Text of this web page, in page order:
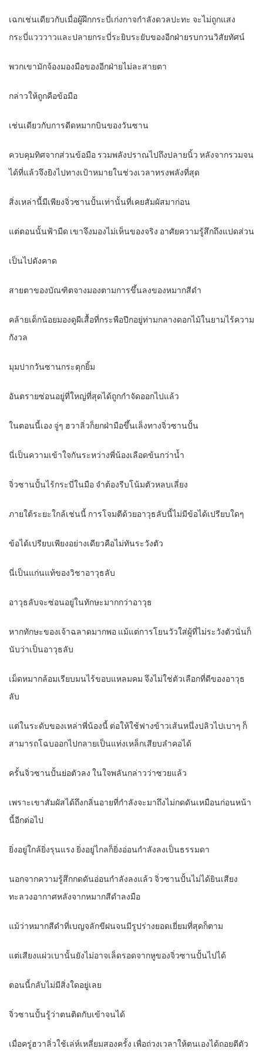
เฉกเช่นเดียวกับเมื่อผู้ฝึกกระบี่เก่งกาจกำลังดวลปะทะ จะไม่ถูกแสง
กระบี่แวววาวและปลายกระบี่ระยิบระยับของอีกฝ่ายรบกวนวิสัยทัศน์
พวกเขามักจ้องมองมือของอีกฝ่ายไม่ละสายตา
กล่าวให้ถูกคือข้อมือ
เช่นเดียวกับการดีดหมากบินของวันซาน
ควบคุมทิศจากส่วนข้อมือ รวมพลังปราณไปถึงปลายนิ้ว หลังจากรวมจน
ได้ที่แล้วจึงยิงไปทางเป้าหมายในช่วงเวลาทรงพลังที่สุด
สิ่งเหล่านี้มีเพียงจิ่วซานปั้นเท่านั้นที่เคยสัมผัสมาก่อน
แต่ตอนนั้นฟ้ามืด เขาจึงมองไม่เห็นของจริง อาศัยความรู้สึกถึงแปดส่วน
เป็นไปดังคาด
สายตาของบัณฑิตจางมองตามการขึ้นลงของหมากสีดำ
คล้ายเด็กน้อยมองดูผีเสื้อที่กระพือปีกอยู่ท่ามกลางดอกไม้ในยามไร้ความ
กังวล
มุมปากวันซานกระตุกยิ้ม
อันตรายซ่อนอยู่ที่ใหญ่ที่สุดได้ถูกกำจัดออกไปแล้ว
ในตอนนี้เอง จู่ๆ ฮวาลิ่วก็ยกฝ่ามือขึ้นเล็งทางจิ่วซานปั้น
นี่เป็นความเข้าใจกันระหว่างพี่น้องเลือดข้นกว่าน้ำ
จิ่วซานปั้นไร้กระบี่ในมือ จำต้องรีบโน้มตัวหลบเลี่ยง
ภายใต้ระยะใกล้เช่นนี้ การโจมตีด้วยอาวุธลับนี้ไม่มีข้อได้เปรียบใดๆ
ข้อได้เปรียบเพียงอย่างเดียวคือไม่ทันระวังตัว
นี่เป็นแก่นแท้ของวิชาอาวุธลับ
อาวุธลับจะซ่อนอยู่ในทักษะมากกว่าอาวุธ
หากทักษะของเจ้าฉลาดมากพอ แม้แต่การโยนวัวใส่ผู้ที่ไม่ระวังตัวนั่นก็
นับว่าเป็นอาวุธลับ
เม็ดหมากล้อมเรียบมนไร้ขอบแหลมคม จึงไม่ใช่ตัวเลือกที่ดีของอาวุธ
ลับ
แต่ในระดับของเหล่าพี่น้องนี้ ต่อให้ใช้ฟางข้าวเส้นหนึ่งปลิวไปเบาๆ ก็
สามารถโฉบออกไปกลายเป็นแท่งเหล็กเสียบลำคอได้
ครั้นจิ่วซานปั้นย่อตัวลง ในใจพลันกล่าวว่าซวยแล้ว
เพราะเขาสัมผัสได้ถึงกลิ่นอายที่กำลังจะมาถึงไม่กดดันเหมือนก่อนหน้า
นี้อีกต่อไป
ยิ่งอยู่ใกล้ยิ่งรุนแรง ยิ่งอยู่ไกลก็ยิ่งอ่อนกำลังลงเป็นธรรมดา
นอกจากความรู้สึกกดดันอ่อนกำลังลงแล้ว จิ่วซานปั้นไม่ได้ยินเสียง
ทะลวงอากาศหลังจากหมากสีดำลงมือ
แม้ว่าหมากสีดำที่เบญจลักขีฝนจนมีรูปร่างยอดเยี่ยมที่สุดก็ตาม
แต่เสียงแผ่วเบานั้นยังไม่อาจเล็ดรอดจากหูของจิ่วซานปั้นไปได้
ตอนนี้กลับไม่มีสิ่งใดอยู่เลย
จิ่วซานปั้นรู้ว่าตนติดกับเข้าจนได้
เมื่อครู่ฮวาลิ่วใช้เล่ห์เหลี่ยมสองครั้ง เพื่อถ่วงเวลาให้ตนเองได้ถอยตีตัว